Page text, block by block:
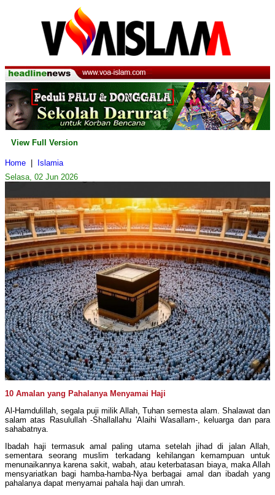
View Full Version
Home
Islamia
Selasa, 02 Jun 2026
10 Amalan yang Pahalanya Menyamai Haji
Al-Hamdulillah, segala puji milik Allah, Tuhan semesta alam. Shalawat dan
salam atas Rasulullah -Shallallahu 'Alaihi Wasallam-, keluarga dan para
sahabatnya.
Ibadah haji termasuk amal paling utama setelah jihad di jalan Allah,
sementara seorang muslim terkadang kehilangan kemampuan untuk
menunaikannya karena sakit, wabah, atau keterbatasan biaya, maka Allah
mensyariatkan bagi hamba-hamba-Nya berbagai amal dan ibadah yang
pahalanya dapat menyamai pahala haji dan umrah.